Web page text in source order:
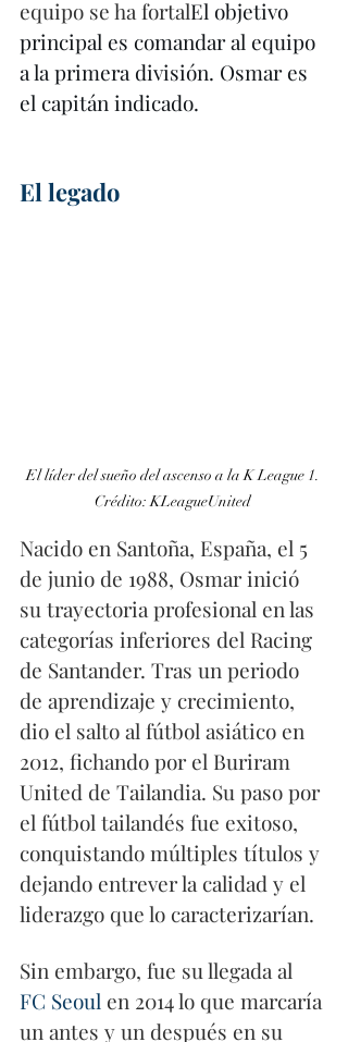
equipo se ha fortalEl objetivo
principal es comandar al equipo
a la primera división. Osmar es
el capitán indicado.
El legado
El líder del sueño del ascenso a la K League 1.
Crédito: KLeagueUnited
Nacido en Santoña, España, el 5
de junio de 1988, Osmar inició
su trayectoria profesional en las
categorías inferiores del Racing
de Santander. Tras un periodo
de aprendizaje y crecimiento,
dio el salto al fútbol asiático en
2012, fichando por el Buriram
United de Tailandia. Su paso por
el fútbol tailandés fue exitoso,
conquistando múltiples títulos y
dejando entrever la calidad y el
liderazgo que lo caracterizarían.
Sin embargo, fue su llegada al
FC Seoul en 2014 lo que marcaría
un antes y un después en su